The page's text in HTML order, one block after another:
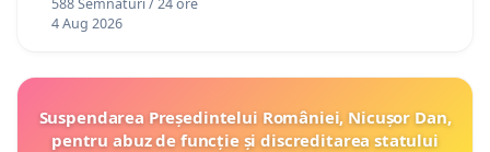
588 Semnături / 24 ore
4 Aug 2026
Suspendarea Președintelui României, Nicușor Dan,
pentru abuz de funcție și discreditarea statului